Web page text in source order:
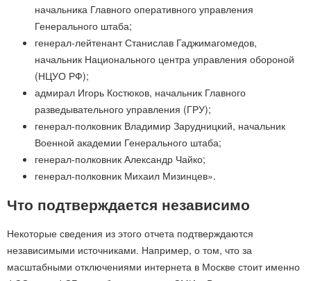
начальника Главного оперативного управления
Генерального штаба;
генерал-лейтенант Станислав Гаджимагомедов,
начальник Национального центра управления обороной
(НЦУО РФ);
адмирал Игорь Костюков, начальник Главного
разведывательного управления (ГРУ);
генерал-полковник Владимир Зарудницкий, начальник
Военной академии Генерального штаба;
генерал-полковник Александр Чайко;
генерал-полковник Михаил Мизинцев».
Что подтверждается независимо
Некоторые сведения из этого отчета подтверждаются
независимыми источниками. Например, о том, что за
масштабными отключениями интернета в Москве стоит именно